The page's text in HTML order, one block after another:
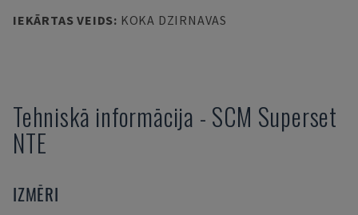
IEKĀRTAS VEIDS: KOKA DZIRNAVAS
Tehniskā informācija - SCM Superset
NTE
IZMĒRI